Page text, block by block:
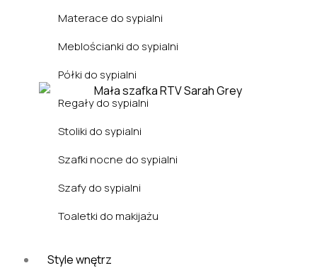
Materace do sypialni
Meblościanki do sypialni
Półki do sypialni
Regały do sypialni
Stoliki do sypialni
Szafki nocne do sypialni
Szafy do sypialni
Toaletki do makijażu
Style wnętrz